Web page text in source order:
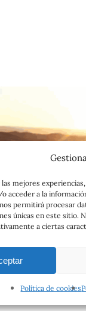
mejores
acceder a la
permitirá procesar
únicas en este sitio.
a ciertas
Política de cookies